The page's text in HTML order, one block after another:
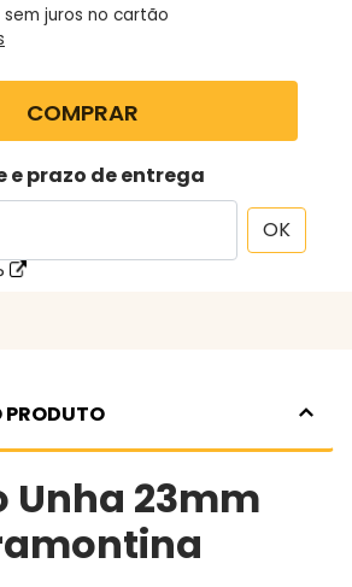
sem juros no cartão
COMPRAR
e prazo de entrega
OK
PRODUTO
Unha 23mm